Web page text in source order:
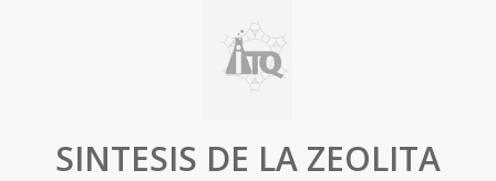
SINTESIS DE LA ZEOLITA